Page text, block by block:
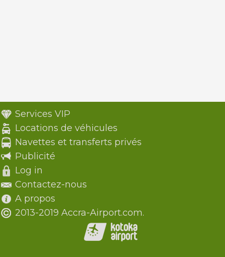
Services VIP
Locations de véhicules
Navettes et transferts privés
Publicité
Log in
Contactez-nous
A propos
2013-2019 Accra-Airport.com.